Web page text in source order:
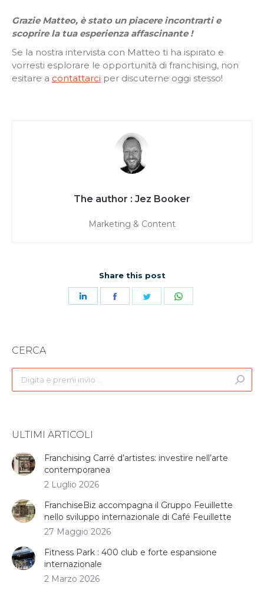
Grazie Matteo, è stato un piacere incontrarti e
scoprire la tua esperienza affascinante !
Se la nostra intervista con Matteo ti ha ispirato e
vorresti esplorare le opportunità di franchising, non
esitare a contattarci per discuterne oggi stesso!
Jez Booker
Marketing & Content
Share this post
Share
Share
Share
CERCA
ULTIMI ARTICOLI
Franchising Carré d’artistes: investire nell’arte
contemporanea
2 Luglio 2026
FranchiseBiz accompagna il Gruppo Feuillette
nello sviluppo internazionale di Café Feuillette
27 Maggio 2026
Fitness Park : 400 club e forte espansione
internazionale
2 Marzo 2026